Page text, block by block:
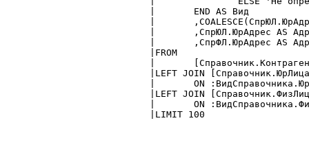
|FROM
|LEFT JOIN
|LEFT JOIN
|LIMIT 100